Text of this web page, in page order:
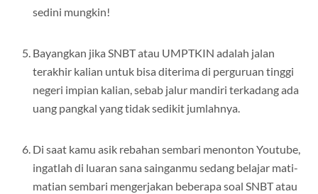
sedini mungkin!
Bayangkan jika SNBT atau UMPTKIN adalah jalan
terakhir kalian untuk bisa diterima di perguruan tinggi
negeri impian kalian, sebab jalur mandiri terkadang ada
uang pangkal yang tidak sedikit jumlahnya.
Di saat kamu asik rebahan sembari menonton Youtube,
ingatlah di luaran sana sainganmu sedang belajar mati-
matian sembari mengerjakan beberapa soal SNBT atau